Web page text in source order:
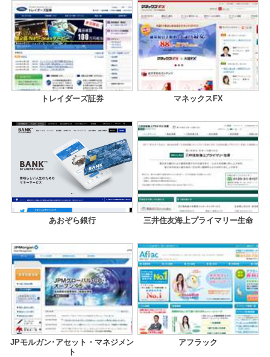
トレイダーズ証券 マネックスFX
あおぞら銀行 三井住友海上プライマリー生命
JPモルガン･アセット・マネジメン
ト
アフラック